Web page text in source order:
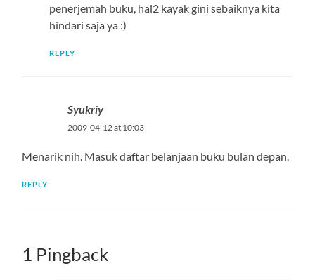
penerjemah buku, hal2 kayak gini sebaiknya kita
hindari saja ya :)
REPLY
Syukriy
2009-04-12 at 10:03
Menarik nih. Masuk daftar belanjaan buku bulan depan.
REPLY
1 Pingback